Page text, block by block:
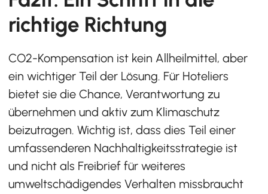
richtige Richtung
CO2-Kompensation ist kein Allheilmittel, aber
ein wichtiger Teil der Lösung. Für Hoteliers
bietet sie die Chance, Verantwortung zu
übernehmen und aktiv zum Klimaschutz
beizutragen. Wichtig ist, dass dies Teil einer
umfassenderen Nachhaltigkeitsstrategie ist
und nicht als Freibrief für weiteres
umweltschädigendes Verhalten missbraucht